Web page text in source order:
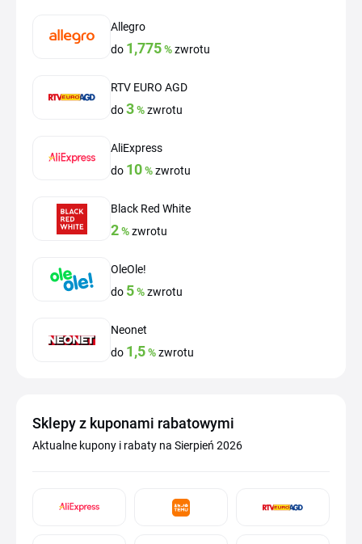
Allegro
do 1,775%zwrotu
RTV EURO AGD
do3%zwrotu
AliExpress
do 10%zwrotu
Black Red White
2%zwrotu
OleOle!
do 5%zwrotu
Neonet
do 1,5%zwrotu
Sklepy z kuponami rabatowymi
Aktualne kupony i rabaty na Sierpień 2026